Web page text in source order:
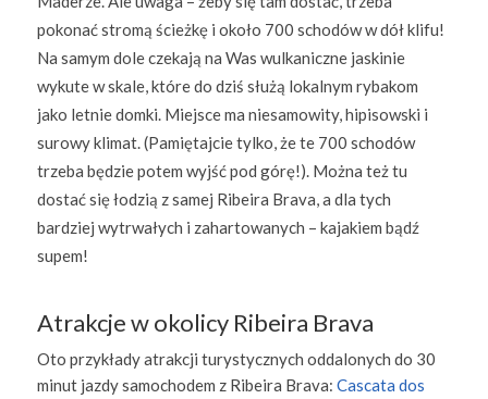
pokonać stromą ścieżkę i około 700 schodów w dół klifu!
Na samym dole czekają na Was wulkaniczne jaskinie
wykute w skale, które do dziś służą lokalnym rybakom
jako letnie domki. Miejsce ma niesamowity, hipisowski i
surowy klimat. (Pamiętajcie tylko, że te 700 schodów
trzeba będzie potem wyjść pod górę!). Można też tu
dostać się łodzią z samej Ribeira Brava, a dla tych
bardziej wytrwałych i zahartowanych – kajakiem bądź
supem!
Atrakcje w okolicy Ribeira Brava
Oto przykłady atrakcji turystycznych oddalonych do 30
minut jazdy samochodem z Ribeira Brava: Cascata dos